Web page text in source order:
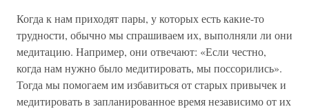
Когда к нам приходят пары, у которых есть какие-то
трудности, обычно мы спрашиваем их, выполняли ли они
медитацию. Например, они отвечают: «Если честно,
когда нам нужно было медитировать, мы поссорились».
Тогда мы помогаем им избавиться от старых привычек и
медитировать в запланированное время независимо от их